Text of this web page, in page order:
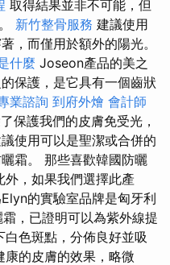
取得結果並非不可能，但
新竹整骨服務 建議使用
，而僅用於額外的陽光。
什麼 Joseon產品的美之
保護，是它具有一個齒狀
業諮詢 到府外燴 會計師
保護我們的皮膚免受光，
使用可以是聖潔或合併的
霜。 那些喜歡韓國防曬
，如果我們選擇此產
的實驗室品牌是匈牙利
，已證明可以為紫外線提
色斑點，分佈良好並吸
的皮膚的效果，略微